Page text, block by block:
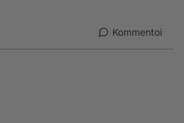
Kommentoi